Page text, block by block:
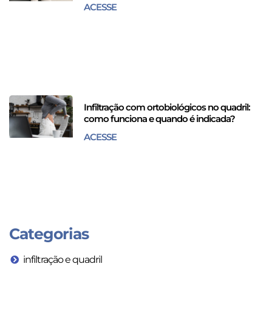
ACESSE
Infiltração com ortobiológicos no quadril:
como funciona e quando é indicada?
ACESSE
Categorias
infiltração e quadril